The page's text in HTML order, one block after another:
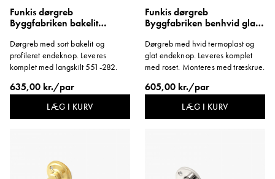
Funkis dørgreb
Byggfabriken bakelit
1950'erne
Dørgreb med sort bakelit og
profileret endeknop. Leveres
komplet med langskilt 551-282.
635,00 kr./par
LÆG I KURV
Funkis dørgreb
Byggfabriken benhvid glat
Dørgreb med hvid termoplast og
glat endeknop. Leveres komplet
med roset. Monteres med træskrue.
605,00 kr./par
LÆG I KURV